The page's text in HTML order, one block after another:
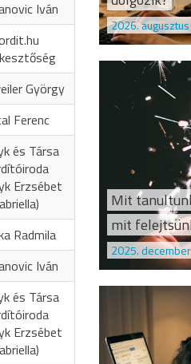
Iván
György
Ferenc
és Társa
Erzsébet
Radmila
Iván
és Társa
Erzsébet
2026. augusztus
Mit
mit
2025.